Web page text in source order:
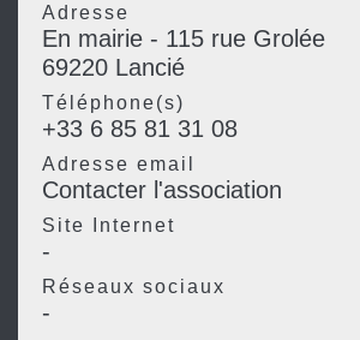
Adresse
En mairie - 115 rue Grolée
69220 Lancié
Téléphone(s)
+33 6 85 81 31 08
Adresse email
Contacter l'association
Site Internet
-
Réseaux sociaux
-